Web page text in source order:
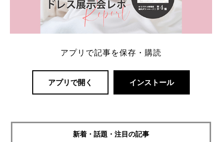
アプリで記事を保存・購読
アプリで開く インストール
新着・話題・注目の記事